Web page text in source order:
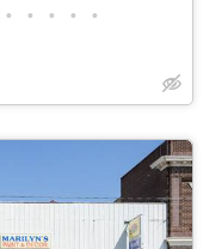
• • • • •